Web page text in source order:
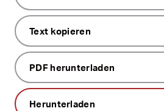
Text kopieren
PDF herunterladen
Herunterladen